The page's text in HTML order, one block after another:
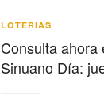
LOTERIAS
Consulta ahora
Sinuano Día: